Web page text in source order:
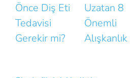
Uzatan 8
Önemli
Alışkanlık
Gülüş
Tasarımını
Nasıl Etkiler?